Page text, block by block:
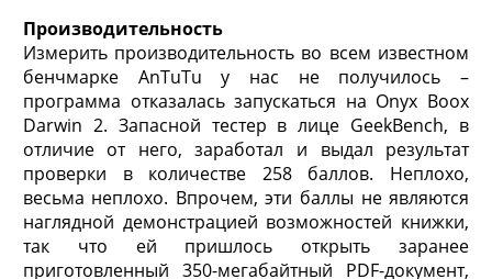
Производительность
Измерить производительность во всем известном
бенчмарке AnTuTu у нас не получилось –
программа отказалась запускаться на Onyx Boox
Darwin 2. Запасной тестер в лице GeekBench, в
отличие от него, заработал и выдал результат
проверки в количестве 258 баллов. Неплохо,
весьма неплохо. Впрочем, эти баллы не являются
наглядной демонстрацией возможностей книжки,
так что ей пришлось открыть заранее
приготовленный 350-мегабайтный PDF-документ,